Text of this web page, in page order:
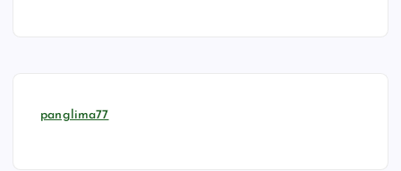
panglima77